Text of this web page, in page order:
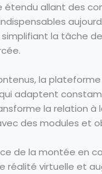
étendu allant des
simplifiant la tâche
la
adaptent
la relation à
des modules et
de la montée en
réalité virtuelle et